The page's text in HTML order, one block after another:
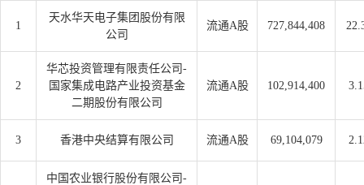
1
天水华天电子集团股份有限
公司
流通A股 727,844,408
2
华芯投资管理有限责任公司-
国家集成电路产业投资基金
二期股份有限公司
流通A股 102,914,400
3 香港中央结算有限公司 流通A股 69,104,079
中国农业银行股份有限公司-